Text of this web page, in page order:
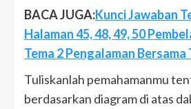
BACA JUGA:Kunci Jawaban
Halaman 45, 48, 49, 50
Tema 2 Pengalaman Bersama
Tuliskanlah pemahamanmu
berdasarkan diagram di atas